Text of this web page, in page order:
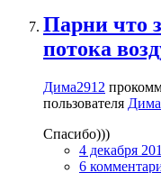
Парни что
потока
Дима2912
пользователя
Спасибо)))
4 декабря
6